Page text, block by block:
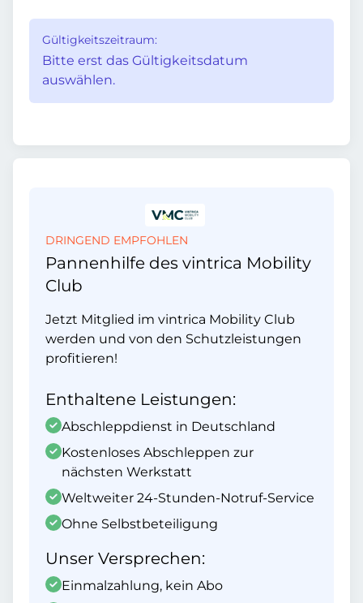
Gültigkeitszeitraum:
Bitte erst das Gültigkeitsdatum
auswählen.
DRINGEND EMPFOHLEN
Pannenhilfe des vintrica Mobility
Club
Jetzt Mitglied im vintrica Mobility Club
werden und von den Schutzleistungen
profitieren!
Enthaltene Leistungen:
Abschleppdienst in Deutschland
Kostenloses Abschleppen zur
nächsten Werkstatt
Weltweiter 24-Stunden-Notruf-Service
Ohne Selbstbeteiligung
Unser Versprechen:
Einmalzahlung, kein Abo